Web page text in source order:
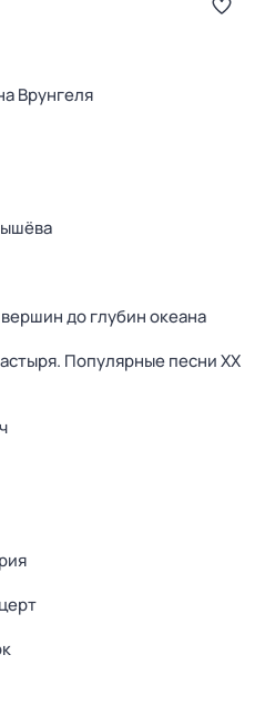
Врунгеля
до глубин океана
Популярные песни XX